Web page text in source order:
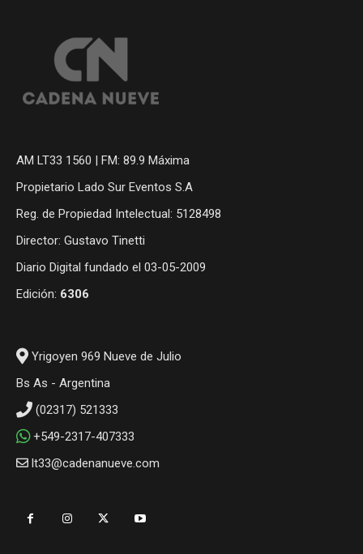
AM LT33 1560 | FM: 89.9 Máxima
Propietario Lado Sur Eventos S.A
Reg. de Propiedad Intelectual: 5128498
Director: Gustavo Tinetti
Diario Digital fundado el 03-05-2009
Edición: 6306
Yrigoyen 969 Nueve de Julio
Bs As - Argentina
(02317) 521333
+549-2317-407333
lt33@cadenanueve.com